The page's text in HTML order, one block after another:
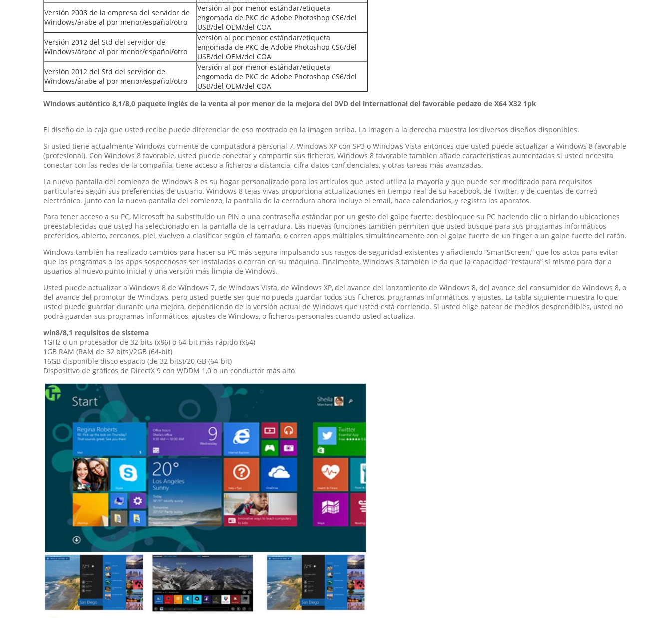
Versión 2008 de la empresa del servidor de
Windows/árabe al por menor/español/otro
Versión al por menor estándar/etiqueta
engomada de PKC de Adobe Photoshop CS6/del
USB/del OEM/del COA
Versión 2012 del Std del servidor de
Windows/árabe al por menor/español/otro
Versión al por menor estándar/etiqueta
engomada de PKC de Adobe Photoshop CS6/del
USB/del OEM/del COA
Versión 2012 del Std del servidor de
Windows/árabe al por menor/español/otro
Versión al por menor estándar/etiqueta
engomada de PKC de Adobe Photoshop CS6/del
USB/del OEM/del COA
Windows auténtico 8,1/8,0 paquete inglés de la venta al por menor de la mejora del DVD del international del favorable pedazo de X64 X32 1pk
El diseño de la caja que usted recibe puede diferenciar de eso mostrada en la imagen arriba. La imagen a la derecha muestra los diversos diseños disponibles.
Si usted tiene actualmente Windows corriente de computadora personal 7, Windows XP con SP3 o Windows Vista entonces que usted puede actualizar a Windows 8 favorable
(profesional). Con Windows 8 favorable, usted puede conectar y compartir sus ficheros. Windows 8 favorable también añade características aumentadas si usted necesita
conectar con las redes de la compañía, tiene acceso a ficheros a distancia, cifra datos confidenciales, y otras tareas más avanzadas.
La nueva pantalla del comienzo de Windows 8 es su hogar personalizado para los artículos que usted utiliza la mayoría y que puede ser modificado para requisitos
particulares según sus preferencias de usuario. Windows 8 tejas vivas proporciona actualizaciones en tiempo real de su Facebook, de Twitter, y de cuentas de correo
electrónico. Junto con la nueva pantalla del comienzo, la pantalla de la cerradura ahora incluye el email, hace calendarios, y registra los aparatos.
Para tener acceso a su PC, Microsoft ha substituido un PIN o una contraseña estándar por un gesto del golpe fuerte; desbloquee su PC haciendo clic o birlando ubicaciones
preestablecidas que usted ha seleccionado en la pantalla de la cerradura. Las nuevas funciones también permiten que usted busque para sus programas informáticos
preferidos, abierto, cercanos, piel, vuelven a clasificar según el tamaño, o corren apps múltiples simultáneamente con el golpe fuerte de un finger o un golpe fuerte del ratón.
Windows también ha realizado cambios para hacer su PC más segura impulsando sus rasgos de seguridad existentes y añadiendo “SmartScreen,” que los actos para evitar
que los programas o los apps sospechosos ser instalados o corran en su máquina. Finalmente, Windows 8 también le da que la capacidad “restaura” sí mismo para dar a
usuarios al nuevo punto inicial y una versión más limpia de Windows.
Usted puede actualizar a Windows 8 de Windows 7, de Windows Vista, de Windows XP, del avance del lanzamiento de Windows 8, del avance del consumidor de Windows 8, o
del avance del promotor de Windows, pero usted puede ser que no pueda guardar todos sus ficheros, programas informáticos, y ajustes. La tabla siguiente muestra lo que
usted puede guardar durante una mejora, dependiendo de la versión actual de Windows que usted está corriendo. Si usted elige patear de medios desprendibles, usted no
podrá guardar sus programas informáticos, ajustes de Windows, o ficheros personales cuando usted actualiza.
win8/8,1 requisitos de sistema
1GHz o un procesador de 32 bits (x86) o 64-bit más rápido (x64)
1GB RAM (RAM de 32 bits)/2GB (64-bit)
16GB disponible disco espacio (de 32 bits)/20 GB (64-bit)
Dispositivo de gráficos de DirectX 9 con WDDM 1,0 o un conductor más alto